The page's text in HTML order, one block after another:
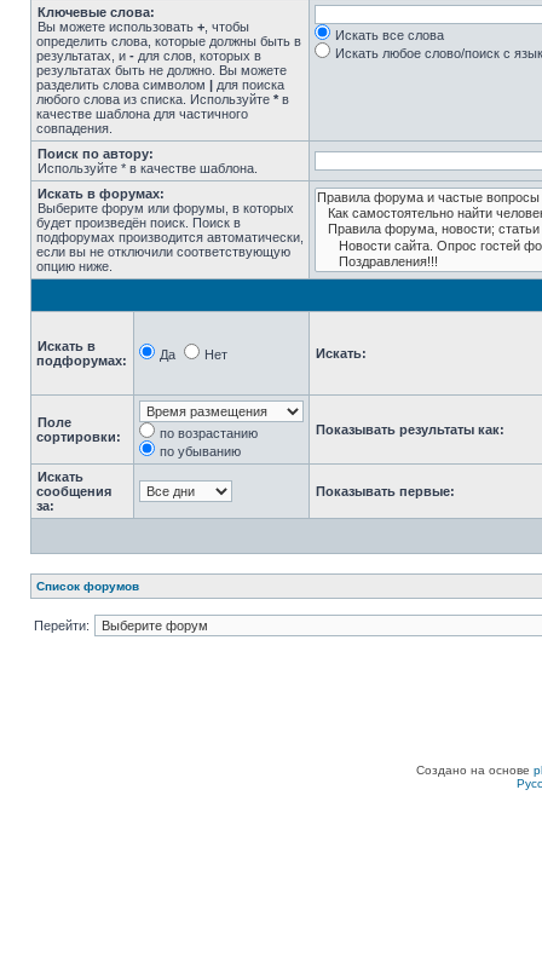
Ключевые слова:
Вы можете использовать + , чтобы
определить слова, которые должны быть в
результатах, и - для слов, которых в
результатах быть не должно. Вы можете
разделить слова символом | для поиска
любого слова из списка. Используйте * в
качестве шаблона для частичного
совпадения.
Искать все слова
Искать любое слово/поиск с
Поиск по автору:
Используйте * в качестве шаблона.
Искать в форумах:
Выберите форум или форумы, в которых
будет произведён поиск. Поиск в
подфорумах производится автоматически,
если вы не отключили соответствующую
опцию ниже.
Искать в
подфорумах:
Да Нет Искать:
Поле
сортировки:
по возрастанию
по убыванию
Показывать результаты как:
Искать
сообщения
за:
Показывать первые:
Список форумов
Перейти:
Создано на основе